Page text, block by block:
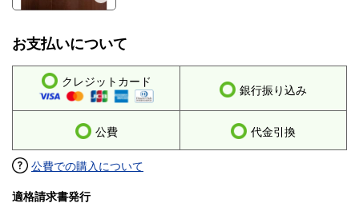
お支払いについて
クレジットカード
銀行振り込み
公費 代金引換
公費での購入について
適格請求書発行